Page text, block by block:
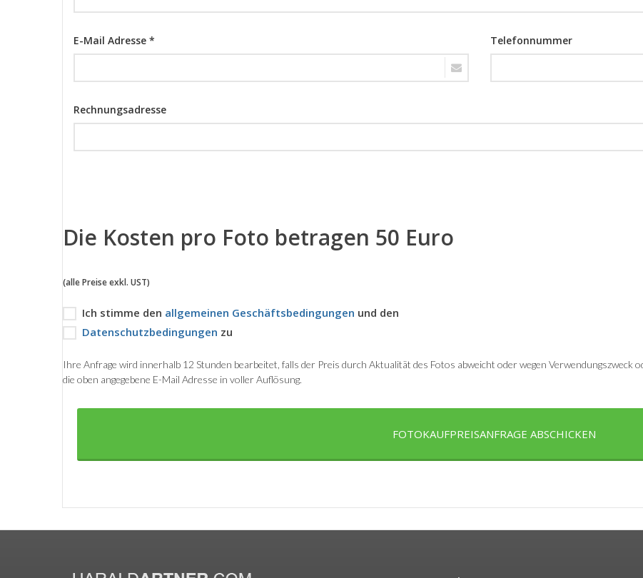
E-Mail Adresse * Telefonnummer
Rechnungsadresse
Die Kosten pro Foto betragen 50 Euro
(alle Preise exkl. UST)
Ich stimme den allgemeinen Geschäftsbedingungen und den
Datenschutzbedingungen zu
Ihre Anfrage wird innerhalb 12 Stunden bearbeitet, falls der Preis durch Aktualität des Fotos abweicht oder wegen Verwendungszweck
die oben angegebene E-Mail Adresse in voller Auflösung.
FOTOKAUFPREISANFRAGE ABSCHICKEN